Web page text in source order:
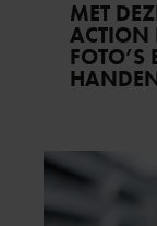
MET
ACTION